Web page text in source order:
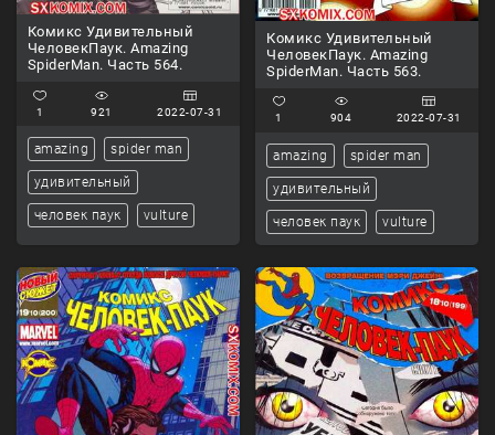
Комикс Удивительный
ЧеловекПаук. Amazing
SpiderMan. Часть 564.
1 921 2022-07-31
amazing spider man
удивительный
человек паук vulture
Комикс Удивительный
ЧеловекПаук. Amazing
SpiderMan. Часть 563.
1 904 2022-07-31
amazing spider man
удивительный
человек паук vulture